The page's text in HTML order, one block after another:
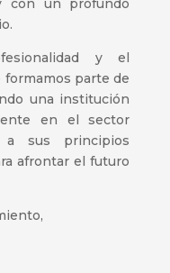
con un profundo
y el
parte de
una institución
en el sector
sus principios
afrontar el futuro